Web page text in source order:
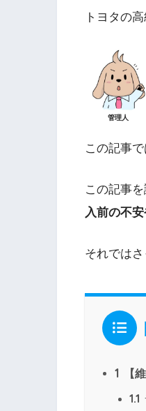
トヨタの
管理人
この記事
この記事を
入前の不
それでは
1 【
1.1